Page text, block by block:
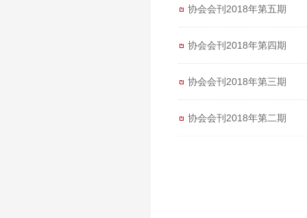
协会会刊2018年第五期
协会会刊2018年第四期
协会会刊2018年第三期
协会会刊2018年第二期